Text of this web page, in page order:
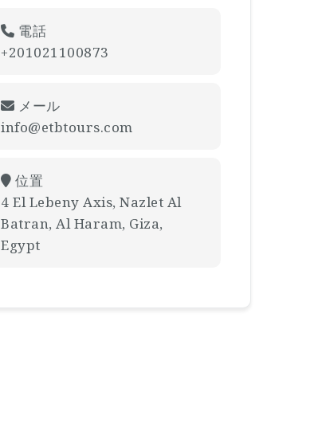
電話
+201021100873
メール
info@etbtours.com
位置
4 El Lebeny Axis, Nazlet Al
Batran, Al Haram, Giza,
Egypt